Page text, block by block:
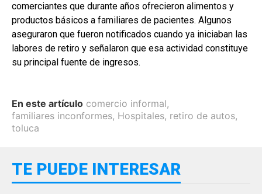
comerciantes que durante años ofrecieron alimentos y
productos básicos a familiares de pacientes. Algunos
aseguraron que fueron notificados cuando ya iniciaban las
labores de retiro y señalaron que esa actividad constituye
su principal fuente de ingresos.
En este artículo comercio informal,
familiares inconformes, Hospitales, retiro de autos,
toluca
TE PUEDE INTERESAR